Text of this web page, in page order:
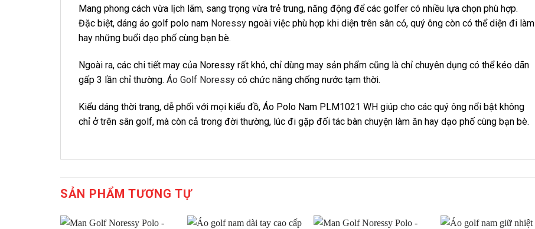
Mang phong cách vừa lịch lãm, sang trọng vừa trẻ trung, năng động để các golfer có nhiều lựa chọn phù hợp.
Đặc biệt, dáng áo golf polo nam Noressy ngoài việc phù hợp khi diện trên sân cỏ, quý ông còn có thể diện đi làm
hay những buổi dạo phố cùng bạn bè.
Ngoài ra, các chi tiết may của Noressy rất khó, chỉ dùng may sản phẩm cũng là chỉ chuyên dụng có thể kéo dãn
gấp 3 lần chỉ thường. Áo Golf Noressy có chức năng chống nước tạm thời.
Kiểu dáng thời trang, dễ phối với mọi kiểu đồ, Áo Polo Nam PLM1021 WH giúp cho các quý ông nổi bật không
chỉ ở trên sân golf, mà còn cả trong đời thường, lúc đi gặp đối tác bàn chuyện làm ăn hay dạo phố cùng bạn bè.
SẢN PHẨM TƯƠNG TỰ